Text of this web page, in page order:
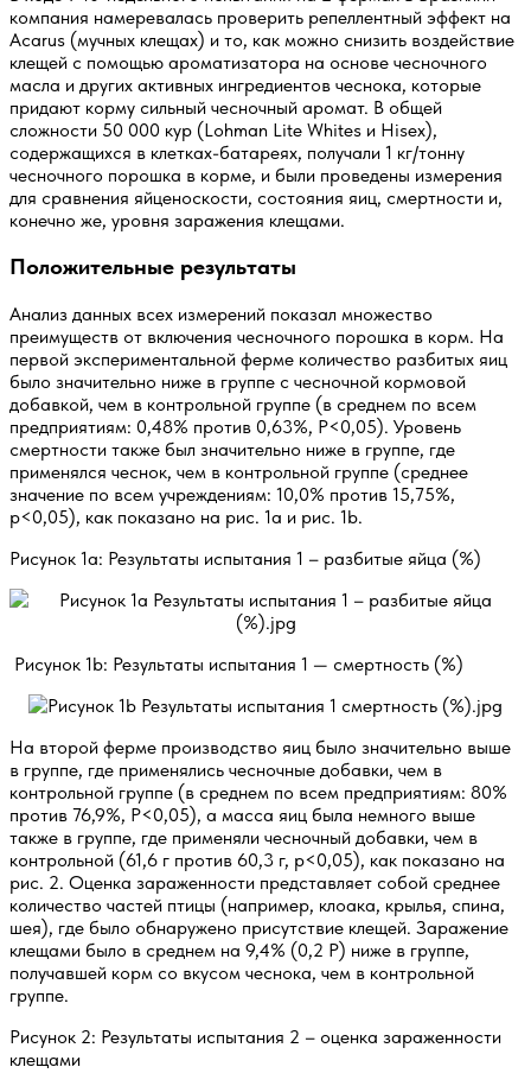
компания намеревалась проверить репеллентный эффект на
Acarus (мучных клещах) и то, как можно снизить воздействие
клещей с помощью ароматизатора на основе чесночного
масла и других активных ингредиентов чеснока, которые
придают корму сильный чесночный аромат. В общей
сложности 50 000 кур (Lohman Lite Whites и Hisex),
содержащихся в клетках-батареях, получали 1 кг/тонну
чесночного порошка в корме, и были проведены измерения
для сравнения яйценоскости, состояния яиц, смертности и,
конечно же, уровня заражения клещами.
Положительные результаты
Анализ данных всех измерений показал множество
преимуществ от включения чесночного порошка в корм. На
первой экспериментальной ферме количество разбитых яиц
было значительно ниже в группе с чесночной кормовой
добавкой, чем в контрольной группе (в среднем по всем
предприятиям: 0,48% против 0,63%, P<0,05). Уровень
смертности также был значительно ниже в группе, где
применялся чеснок, чем в контрольной группе (среднее
значение по всем учреждениям: 10,0% против 15,75%,
p<0,05), как показано на рис. 1a и рис. 1b.
Рисунок 1a: Результаты испытания 1 – разбитые яйца (%)
Рисунок 1b: Результаты испытания 1 — смертность (%)
На второй ферме производство яиц было значительно выше
в группе, где применялись чесночные добавки, чем в
контрольной группе (в среднем по всем предприятиям: 80%
против 76,9%, P<0,05), а масса яиц была немного выше
также в группе, где применяли чесночный добавки, чем в
контрольной (61,6 г против 60,3 г, p<0,05), как показано на
рис. 2. Оценка зараженности представляет собой среднее
количество частей птицы (например, клоака, крылья, спина,
шея), где было обнаружено присутствие клещей. Заражение
клещами было в среднем на 9,4% (0,2 P) ниже в группе,
получавшей корм со вкусом чеснока, чем в контрольной
группе.
Рисунок 2: Результаты испытания 2 – оценка зараженности
клещами